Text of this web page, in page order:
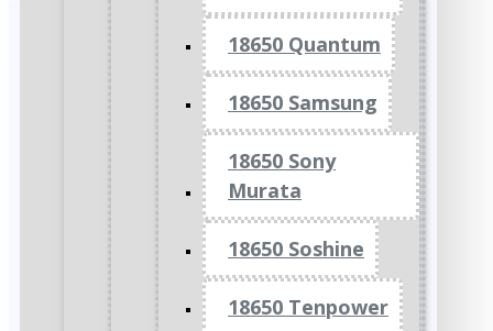
18650 Quantum
18650 Samsung
18650 Sony
Murata
18650 Soshine
18650 Tenpower